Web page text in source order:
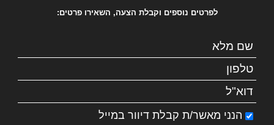
לפרטים נוספים וקבלת הצעה, השאירו פרטים:
הנני מאשר/ת קבלת דיוור במייל